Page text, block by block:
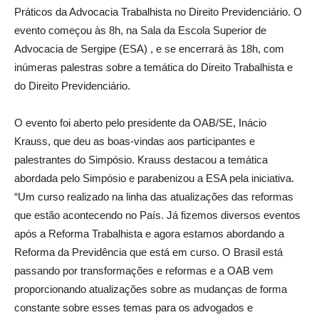
Práticos da Advocacia Trabalhista no Direito Previdenciário. O
evento começou às 8h, na Sala da Escola Superior de
Advocacia de Sergipe (ESA) , e se encerrará às 18h, com
inúmeras palestras sobre a temática do Direito Trabalhista e
do Direito Previdenciário.
O evento foi aberto pelo presidente da OAB/SE, Inácio
Krauss, que deu as boas-vindas aos participantes e
palestrantes do Simpósio. Krauss destacou a temática
abordada pelo Simpósio e parabenizou a ESA pela iniciativa.
“Um curso realizado na linha das atualizações das reformas
que estão acontecendo no País. Já fizemos diversos eventos
após a Reforma Trabalhista e agora estamos abordando a
Reforma da Previdência que está em curso. O Brasil está
passando por transformações e reformas e a OAB vem
proporcionando atualizações sobre as mudanças de forma
constante sobre esses temas para os advogados e